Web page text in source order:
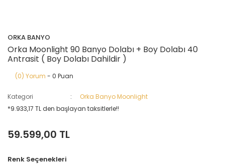
ORKA BANYO
Orka Moonlight 90 Banyo Dolabı + Boy Dolabı 40
Antrasit ( Boy Dolabı Dahildir )
(0) Yorum - 0 Puan
Kategori
Orka Banyo Moonlight
*9.933,17 TL den başlayan taksitlerle!!
59.599,00 TL
Renk Seçenekleri